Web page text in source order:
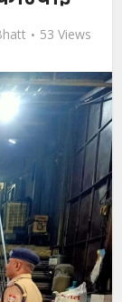
53 Views